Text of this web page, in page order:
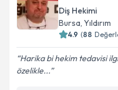
Diş Hekimi
Bursa, Yıldırım
4.9 (88
Harika bi hekim tedavisi
özelikle...